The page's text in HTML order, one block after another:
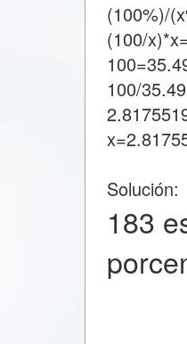
(100%)/
(100/
100/
Solución:
183